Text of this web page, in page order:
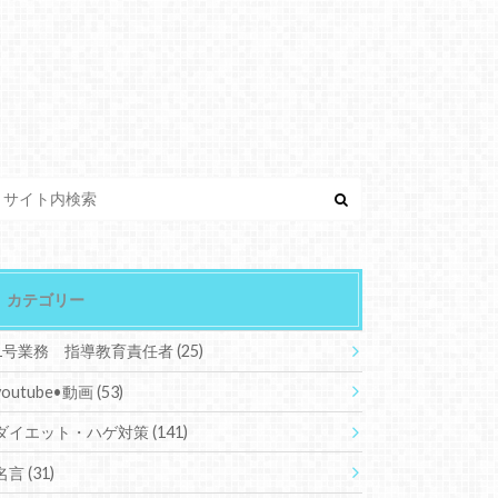
カテゴリー
号業務 指導教育責任者(25)
動画(53)
イエット・ハゲ対策(141)
言(31)